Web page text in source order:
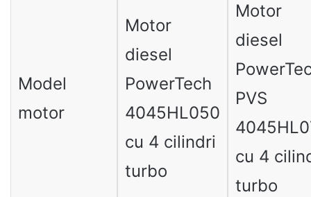
Model
motor
Motor
diesel
PowerTech
4045HL050
cu 4 cilindri
turbo
Motor
diesel
PVS
cu 4
turbo